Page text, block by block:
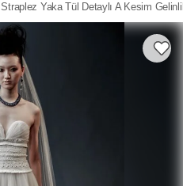
Straplez Yaka Tül Detaylı A Kesim